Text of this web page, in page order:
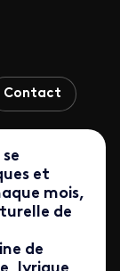
Contact
et
mois,
de
de